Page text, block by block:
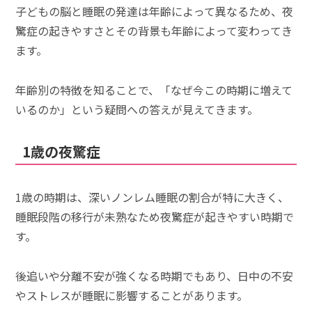
子どもの脳と睡眠の発達は年齢によって異なるため、夜
驚症の起きやすさとその背景も年齢によって変わってき
ます。
年齢別の特徴を知ることで、「なぜ今この時期に増えて
いるのか」という疑問への答えが見えてきます。
1歳の夜驚症
1歳の時期は、深いノンレム睡眠の割合が特に大きく、
睡眠段階の移行が未熟なため夜驚症が起きやすい時期で
す。
後追いや分離不安が強くなる時期でもあり、日中の不安
やストレスが睡眠に影響することがあります。